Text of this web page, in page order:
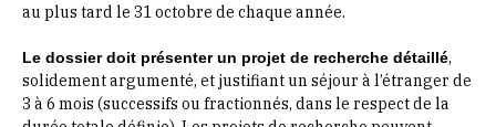
au plus tard le 31 octobre de chaque année.
Le dossier doit présenter un projet de recherche détaillé,
solidement argumenté, et justifiant un séjour à l’étranger de
3 à 6 mois (successifs ou fractionnés, dans le respect de la